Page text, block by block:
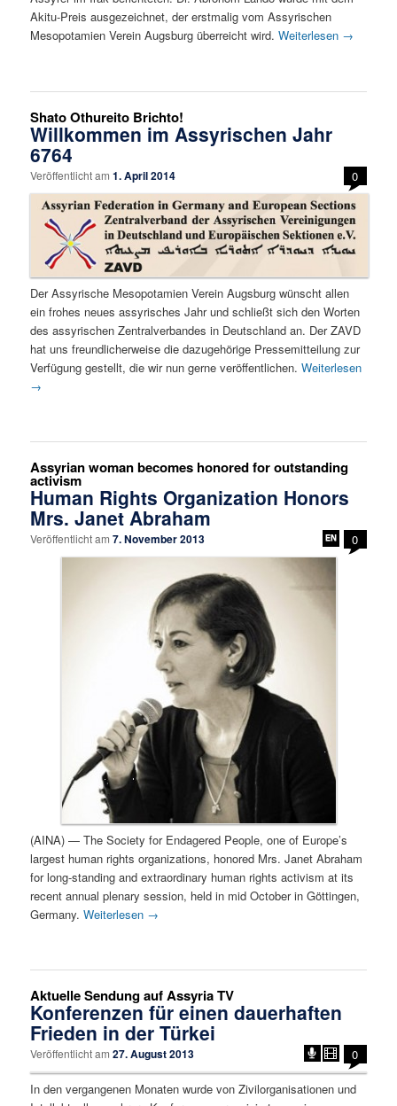
Akitu-Preis ausgezeichnet, der erstmalig vom Assyrischen
Mesopotamien Verein Augsburg überreicht wird.Weiterlesen →
Shato Othureito Brichto!
Willkommen im Assyrischen Jahr
6764
Veröffentlicht am1. April 2014 0
Der Assyrische Mesopotamien Verein Augsburg wünscht allen
ein frohes neues assyrisches Jahr und schließt sich den Worten
des assyrischen Zentralverbandes in Deutschland an. Der ZAVD
hat uns freundlicherweise die dazugehörige Pressemitteilung zur
Verfügung gestellt, die wir nun gerne veröffentlichen.Weiterlesen
→
Assyrian woman becomes honored for outstanding
activism
Human Rights Organization Honors
Mrs. Janet Abraham
Veröffentlicht am7. November 2013 0
(AINA) — The Society for Endagered People, one of Europe’s
largest human rights organizations, honored Mrs. Janet Abraham
for long-standing and extraordinary human rights activism at its
recent annual plenary session, held in mid October in Göttingen,
Germany.Weiterlesen →
Aktuelle Sendung auf Assyria TV
Konferenzen für einen dauerhaften
Frieden in der Türkei
Veröffentlicht am27. August 2013 0
In den vergangenen Monaten wurde von Zivilorganisationen und